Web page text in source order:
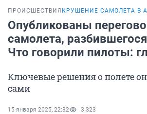
ПРОИСШЕСТВИЯ КРУШЕНИЕ САМОЛЕТА В
Опубликованы
самолета,
Что говорили пилоты:
Ключевые решения о полете
сами
15 января 2025, 22:32 3 323